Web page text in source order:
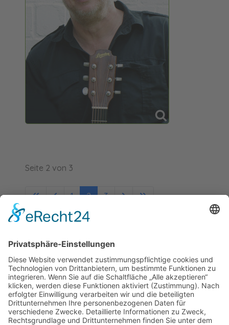
Seite 2 von 3
1 2 3
Förderer: